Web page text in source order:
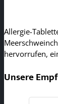
Allergie-
hervorrufen,
Unsere